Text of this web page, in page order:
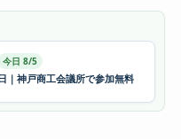
今日 8/5
｜神戸商工会議所で参加無料